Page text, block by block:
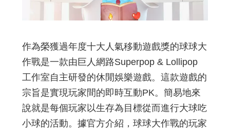
作為榮獲過年度十大人氣移動遊戲獎的球球大
作戰是一款由巨人網路Superpop & Lollipop
工作室自主研發的休閒娛樂遊戲。這款遊戲的
宗旨是實現玩家間的即時互動PK。簡易地來
說就是每個玩家以生存為目標從而進行大球吃
小球的活動。據官方介紹，球球大作戰的玩家